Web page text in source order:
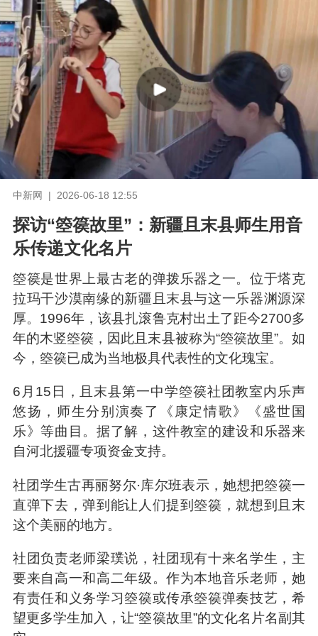
中新网 | 2026-06-18 12:55
探访“箜篌故里”：新疆且末县师生用音
乐传递文化名片
箜篌是世界上最古老的弹拨乐器之一。位于塔克
拉玛干沙漠南缘的新疆且末县与这一乐器渊源深
厚。1996年，该县扎滚鲁克村出土了距今2700多
年的木竖箜篌，因此且末县被称为“箜篌故里”。如
今，箜篌已成为当地极具代表性的文化瑰宝。
6月15日，且末县第一中学箜篌社团教室内乐声
悠扬，师生分别演奏了《康定情歌》《盛世国
乐》等曲目。据了解，这件教室的建设和乐器来
自河北援疆专项资金支持。
社团学生古再丽努尔·库尔班表示，她想把箜篌一
直弹下去，弹到能让人们提到箜篌，就想到且末
这个美丽的地方。
社团负责老师梁璞说，社团现有十来名学生，主
要来自高一和高二年级。作为本地音乐老师，她
有责任和义务学习箜篌或传承箜篌弹奏技艺，希
望更多学生加入，让“箜篌故里”的文化名片名副其